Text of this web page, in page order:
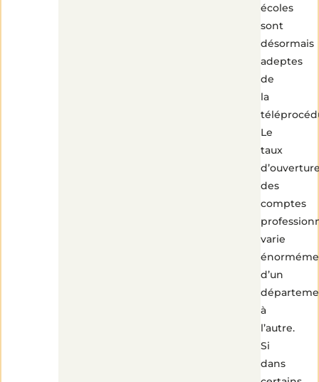
écoles
sont
désormais
adeptes
de
la
Le
taux
des
comptes
varie
d’un
à
l’autre.
Si
dans